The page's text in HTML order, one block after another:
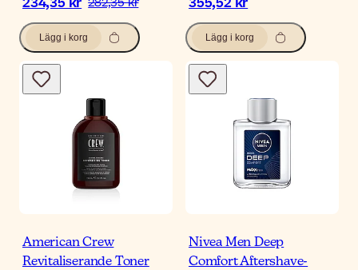
Lägg i korg Lägg i korg
American Crew
Revitaliserande Toner
Nivea Men Deep
Comfort Aftershave-